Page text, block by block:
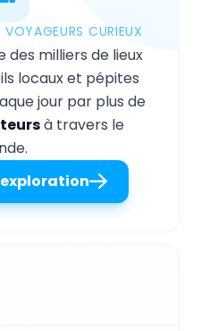
CURIEUX
des milliers de lieux
locaux et pépites
jour par plus de
à travers le